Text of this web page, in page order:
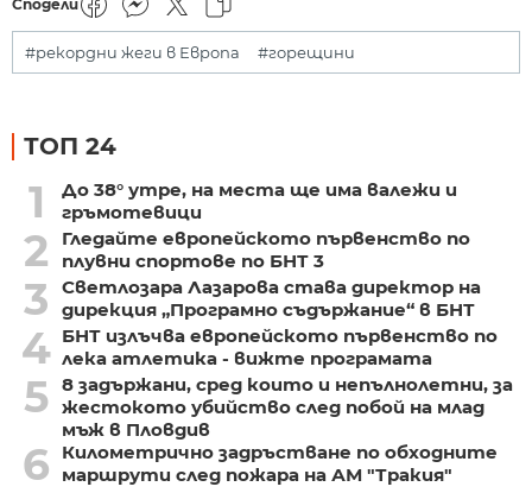
Сподели
#рекордни жеги в Европа #горещини
ТОП 24
1
До 38° утре, на места ще има валежи и
гръмотевици
2
Гледайте европейското първенство по
плувни спортове по БНТ 3
3
Светлозара Лазарова става директор на
дирекция „Програмно съдържание“ в БНТ
4 БНТ излъчва европейското първенство по
лека атлетика - вижте програмата
5 8 задържани, сред които и непълнолетни, за
жестокото убийство след побой на млад
мъж в Пловдив
6
Километрично задръстване по обходните
маршрути след пожара на АМ "Тракия"